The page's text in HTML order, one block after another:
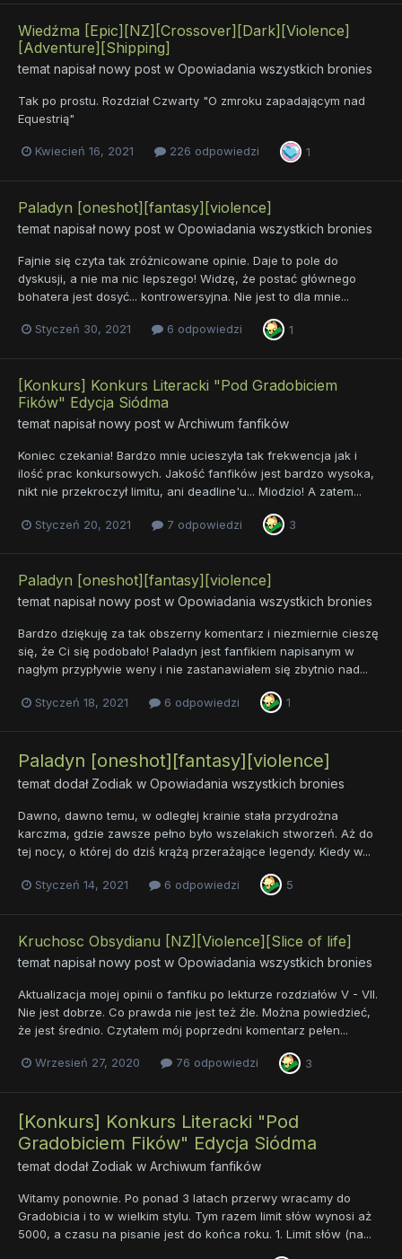
Wiedźma [Epic][NZ][Crossover][Dark][Violence]
[Adventure][Shipping]
temat napisał nowy post w Opowiadania wszystkich bronies
Tak po prostu. Rozdział Czwarty "O zmroku zapadającym nad
Equestrią"
Kwiecień 16, 2021 226 odpowiedzi 1
Paladyn [oneshot][fantasy][violence]
temat napisał nowy post w Opowiadania wszystkich bronies
Fajnie się czyta tak zróżnicowane opinie. Daje to pole do
dyskusji, a nie ma nic lepszego! Widzę, że postać głównego
bohatera jest dosyć... kontrowersyjna. Nie jest to dla mnie...
Styczeń 30, 2021 6 odpowiedzi 1
[Konkurs] Konkurs Literacki "Pod Gradobiciem
Fików" Edycja Siódma
temat napisał nowy post w Archiwum fanfików
Koniec czekania! Bardzo mnie ucieszyła tak frekwencja jak i
ilość prac konkursowych. Jakość fanfików jest bardzo wysoka,
nikt nie przekroczył limitu, ani deadline'u... Miodzio! A zatem...
Styczeń 20, 2021 7 odpowiedzi 3
Paladyn [oneshot][fantasy][violence]
temat napisał nowy post w Opowiadania wszystkich bronies
Bardzo dziękuję za tak obszerny komentarz i niezmiernie cieszę
się, że Ci się podobało! Paladyn jest fanfikiem napisanym w
nagłym przypływie weny i nie zastanawiałem się zbytnio nad...
Styczeń 18, 2021 6 odpowiedzi 1
Paladyn [oneshot][fantasy][violence]
temat dodał Zodiak w Opowiadania wszystkich bronies
Dawno, dawno temu, w odległej krainie stała przydrożna
karczma, gdzie zawsze pełno było wszelakich stworzeń. Aż do
tej nocy, o której do dziś krążą przerażające legendy. Kiedy w...
Styczeń 14, 2021 6 odpowiedzi 5
Kruchosc Obsydianu [NZ][Violence][Slice of life]
temat napisał nowy post w Opowiadania wszystkich bronies
Aktualizacja mojej opinii o fanfiku po lekturze rozdziałów V - VII.
Nie jest dobrze. Co prawda nie jest też źle. Można powiedzieć,
że jest średnio. Czytałem mój poprzedni komentarz pełen...
Wrzesień 27, 2020 76 odpowiedzi 3
[Konkurs] Konkurs Literacki "Pod
Gradobiciem Fików" Edycja Siódma
temat dodał Zodiak w Archiwum fanfików
Witamy ponownie. Po ponad 3 latach przerwy wracamy do
Gradobicia i to w wielkim stylu. Tym razem limit słów wynosi aż
5000, a czasu na pisanie jest do końca roku. 1. Limit słów (na...